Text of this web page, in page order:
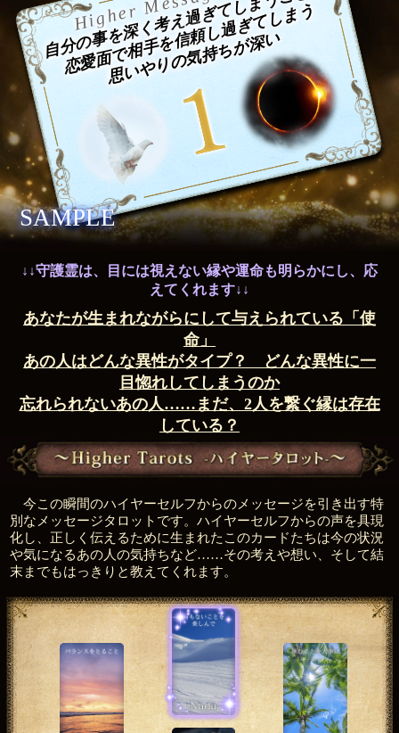
自分の事を深く考え過ぎてしまうことが
恋愛面で相手を信頼し過ぎてしまう
思いやりの気持ちが深い
SAMPLE
↓↓守護霊は、目には視えない縁や運命も明らかにし、応
えてくれます↓↓
あなたが生まれながらにして与えられている「使
命」
あの人はどんな異性がタイプ？ どんな異性に一
目惚れしてしまうのか
忘れられないあの人……まだ、2人を繋ぐ縁は存在
している？
今この瞬間のハイヤーセルフからのメッセージを引き出す特
別なメッセージタロットです。ハイヤーセルフからの声を具現
化し、正しく伝えるために生まれたこのカードたちは今の状況
や気になるあの人の気持ちなど……その考えや想い、そして結
末までもはっきりと教えてくれます。